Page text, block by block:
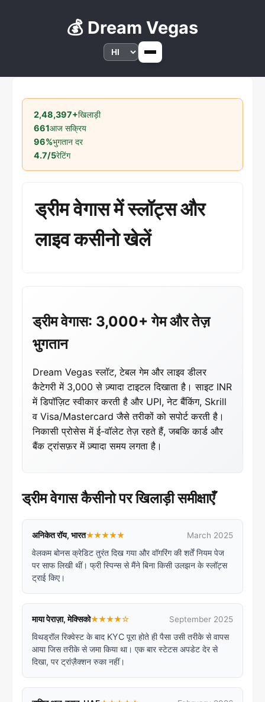
💰 Dream Vegas
2,48,397+खिलाड़ी
661आज सक्रिय
96%भुगतान दर
4.7/5रेटिंग
ड्रीम वेगास में स्लॉट्स और
लाइव कसीनो खेलें
ड्रीम वेगास: 3,000+ गेम और तेज़
भुगतान
Dream Vegas स्लॉट, टेबल गेम और लाइव डीलर
कैटेगरी में 3,000 से ज़्यादा टाइटल दिखाता है। साइट INR
में डिपॉज़िट स्वीकार करती है और UPI, नेट बैंकिंग, Skrill
व Visa/Mastercard जैसे तरीकों को सपोर्ट करती है।
निकासी प्रोसेस में ई-वॉलेट तेज़ रहते हैं, जबकि कार्ड और
बैंक ट्रांसफ़र में ज़्यादा समय लगता है।
ड्रीम वेगास कैसीनो पर खिलाड़ी समीक्षाएँ
अनिकेत रॉय, भारत★★★★★ March 2025
वेलकम बोनस क्रेडिट तुरंत दिख गया और वॉगरिंग की शर्तें नियम पेज
पर साफ लिखी थीं। फ्री स्पिन्स से मैंने बिना किसी उलझन के स्लॉट्स
ट्राई किए।
माया पेराज़ा, मेक्सिको★★★★☆ September 2025
विथड्रॉल रिक्वेस्ट के बाद KYC पूरा होते ही पैसा उसी तरीके से वापस
आया जिस तरीके से जमा किया था। एक बार स्टेटस अपडेट देर से
दिखा, पर ट्रांज़ैक्शन रुका नहीं।